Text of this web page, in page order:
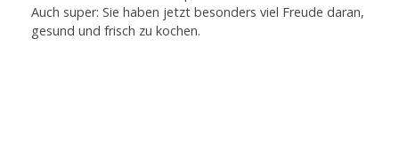
Auch super: Sie haben jetzt besonders viel Freude daran,
gesund und frisch zu kochen.